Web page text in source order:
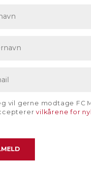
vil gerne modtage FC
vilkårene for